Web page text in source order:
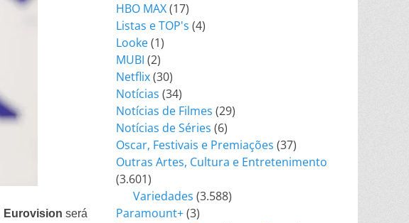
Eurovision será
HBO MAX(17)
Listas e TOP's (4)
Looke(1)
MUBI (2)
Netflix(30)
Notícias (34)
Notícias de Filmes (29)
Notícias de Séries (6)
Oscar, Festivais e Premiações (37)
Outras Artes, Cultura e Entretenimento
(3.601)
Variedades (3.588)
Paramount+(3)